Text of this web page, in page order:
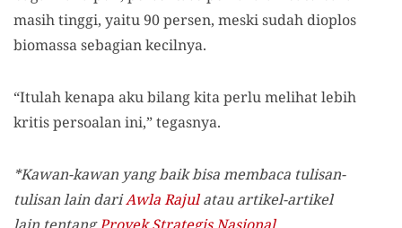
masih tinggi, yaitu 90 persen, meski sudah dioplos
biomassa sebagian kecilnya.
“Itulah kenapa aku bilang kita perlu melihat lebih
kritis persoalan ini,” tegasnya.
*Kawan-kawan yang baik bisa membaca tulisan-
tulisan lain dariAwla Rajulatau artikel-artikel